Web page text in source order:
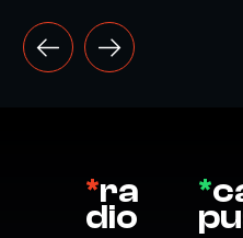
*ra
dio
*